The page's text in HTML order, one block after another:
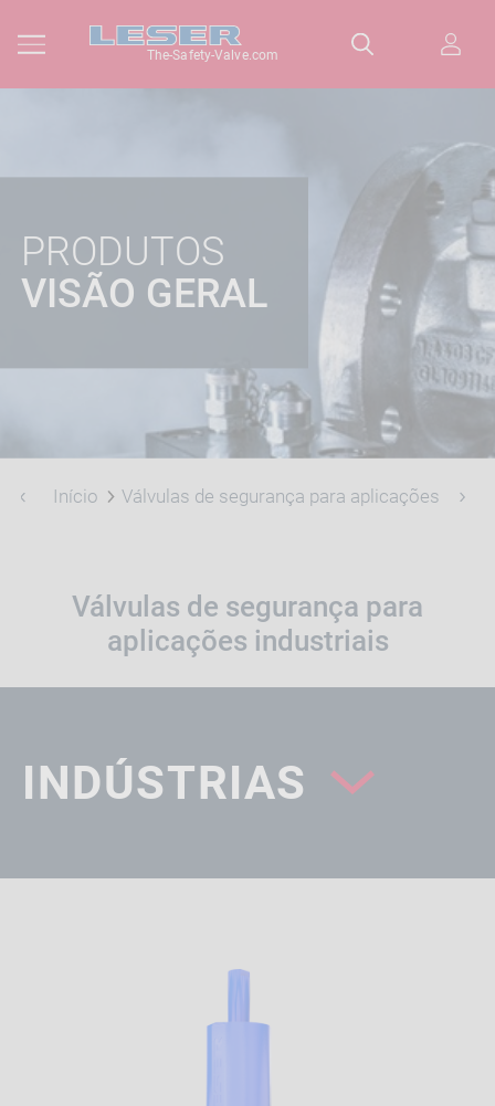
The-Safety-Valve.com
PRODUTOS
VISÃO GERAL
Início Válvulas de segurança para aplicações
Válvulas de segurança para
aplicações industriais
INDÚSTRIAS